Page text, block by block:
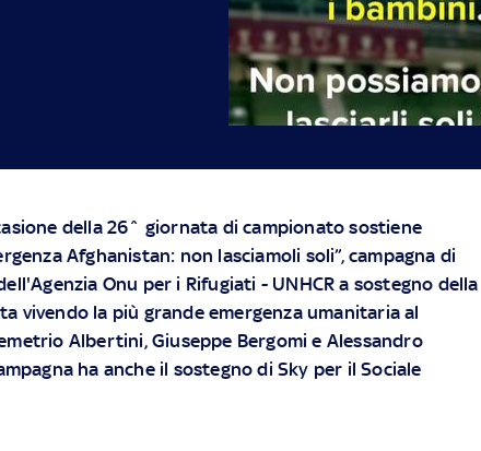
della 26^ giornata di campionato sostiene
Afghanistan: non lasciamoli soli”, campagna di
Onu per i Rifugiati - UNHCR a sostegno della
vivendo la più grande emergenza umanitaria al
Albertini, Giuseppe Bergomie Alessandro
ha anche il sostegno di Sky per il Sociale